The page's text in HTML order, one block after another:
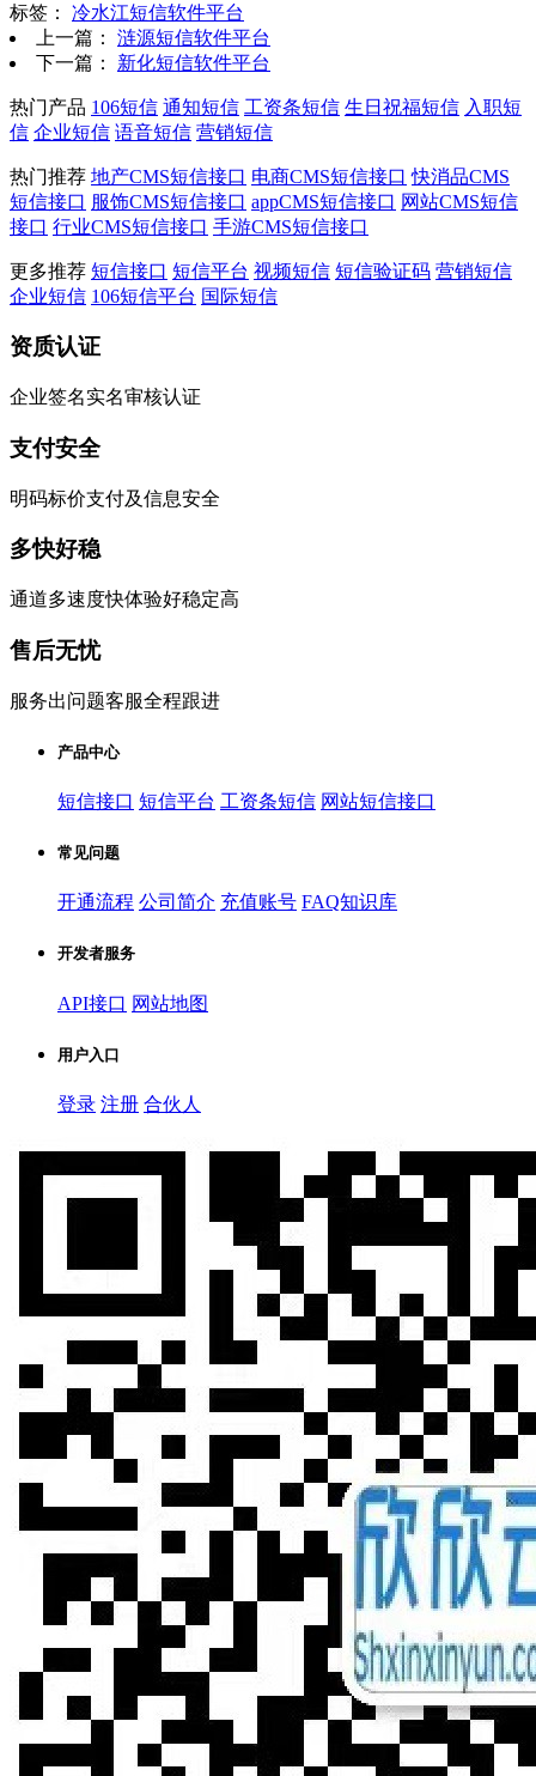
标签： 冷水江短信软件平台
上一篇： 涟源短信软件平台
下一篇： 新化短信软件平台
热门产品 106短信 通知短信 工资条短信 生日祝福短信 入职短
信 企业短信 语音短信 营销短信
热门推荐 地产CMS短信接口 电商CMS短信接口 快消品CMS
短信接口 服饰CMS短信接口 appCMS短信接口 网站CMS短信
接口 行业CMS短信接口 手游CMS短信接口
更多推荐 短信接口 短信平台 视频短信 短信验证码 营销短信
企业短信 106短信平台 国际短信
资质认证
企业签名实名审核认证
支付安全
明码标价支付及信息安全
多快好稳
通道多速度快体验好稳定高
售后无忧
服务出问题客服全程跟进
产品中心
短信接口 短信平台 工资条短信 网站短信接口
常见问题
开通流程 公司简介 充值账号 FAQ知识库
开发者服务
API接口 网站地图
用户入口
登录 注册 合伙人